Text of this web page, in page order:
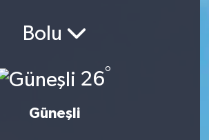
Bolu
26°
Güneşli